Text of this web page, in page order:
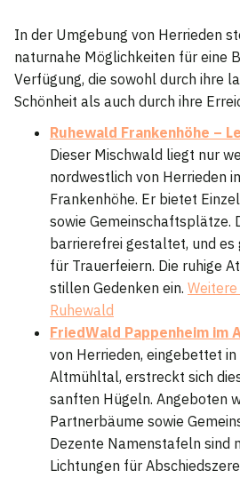
In der Umgebung von Herrieden
naturnahe Möglichkeiten für eine
Verfügung, die sowohl durch ihre
Schönheit als auch durch ihre
Ruhewald Frankenhöhe –
Dieser Mischwald liegt nur
nordwestlich von Herrieden
Frankenhöhe. Er bietet
sowie Gemeinschaftsplätze.
barrierefrei gestaltet, und
für Trauerfeiern. Die ruhige
stillen Gedenken ein.
Ruhewald
FriedWald Pappenheim im
von Herrieden, eingebettet
Altmühltal, erstreckt sich
sanften Hügeln. Angeboten
Partnerbäume sowie
Dezente Namenstafeln sind
Lichtungen für